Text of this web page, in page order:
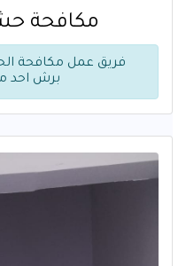
مكافحة
فريق عمل مكافحة
برش احد